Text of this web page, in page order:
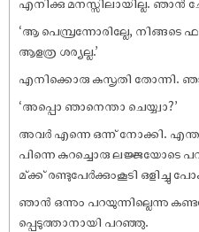
‘ആ പെമ്പ്രന്നോരില്ലേ,
ആളത്ര ശര്യല്ല.’
എനിക്കൊരു കുസൃതി തോന്നി.
‘അപ്പൊ ഞാനെന്താ ചെയ്യ്വാ?’
അവർ എന്നെ ഒന്ന് നോക്കി.
പിന്നെ കുറച്ചൊരു ലജ്ജയോടെ
മ്ക്ക് രണ്ടുപേർക്കുംകൂടി ഒളിച്ചു
ഞാൻ ഒന്നും പറയുന്നില്ലെന്നു
പ്പെടുത്താനായി പറഞ്ഞു.